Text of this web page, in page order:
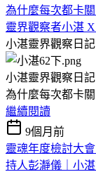
為什麼每次都卡
靈界觀察者小湛
小湛靈界觀察日記
小湛靈界觀察日記
為什麼每次都卡關
繼續閱讀
9個月前
靈魂年度檢討大
持人彭瀞儀｜小